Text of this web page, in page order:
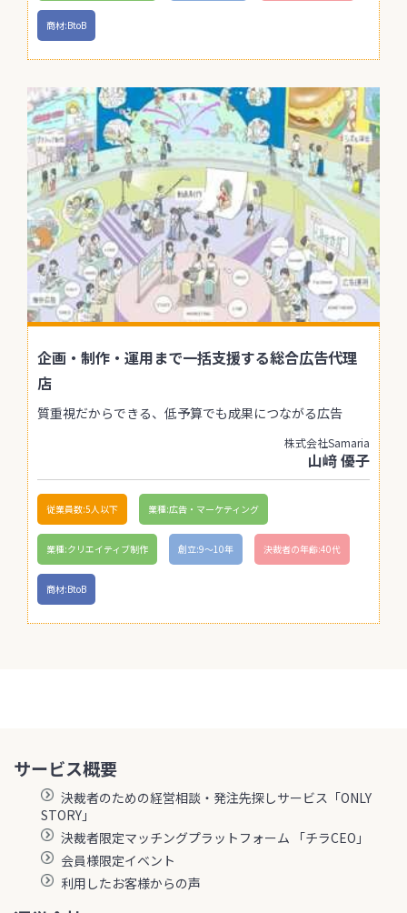
商材:BtoB
企画・制作・運用まで一括支援する総合広告代理
店
質重視だからできる、低予算でも成果につながる広告
株式会社Samaria
山﨑 優子
従業員数:5人以下 業種:広告・マーケティング
業種:クリエイティブ制作 創立:9〜10年 決裁者の年齢:40代
商材:BtoB
サービス概要
決裁者のための経営相談・発注先探しサービス「ONLY
STORY」
決裁者限定マッチングプラットフォーム 「チラCEO」
会員様限定イベント
利用したお客様からの声